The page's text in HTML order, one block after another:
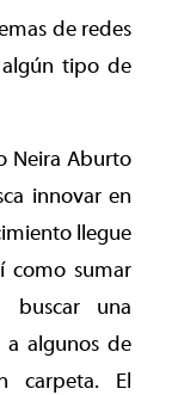
de redes
tipo de
Neira Aburto
innovar en
llegue
como sumar
buscar una
a algunos de
carpeta. El